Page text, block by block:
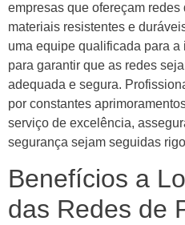
empresas que ofereçam
materiais resistentes e
uma equipe qualificada para a
para garantir que as redes
adequada e segura.
por constantes
serviço de excelência,
segurança sejam seguidas
Benefícios a
das Redes de